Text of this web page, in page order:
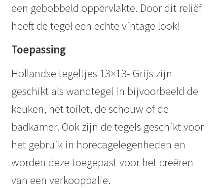
een gebobbeld oppervlakte. Door dit reliëf
heeft de tegel een echte vintage look!
Toepassing
Hollandse tegeltjes 13×13- Grijs zijn
geschikt als wandtegel in bijvoorbeeld de
keuken, het toilet, de schouw of de
badkamer. Ook zijn de tegels geschikt voor
het gebruik in horecagelegenheden en
worden deze toegepast voor het creëren
van een verkoopbalie.